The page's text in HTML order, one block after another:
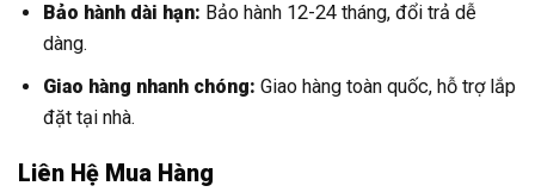
Bảo hành dài hạn: Bảo hành 12-24 tháng, đổi trả dễ
dàng.
Giao hàng nhanh chóng: Giao hàng toàn quốc, hỗ trợ lắp
đặt tại nhà.
Liên Hệ Mua Hàng